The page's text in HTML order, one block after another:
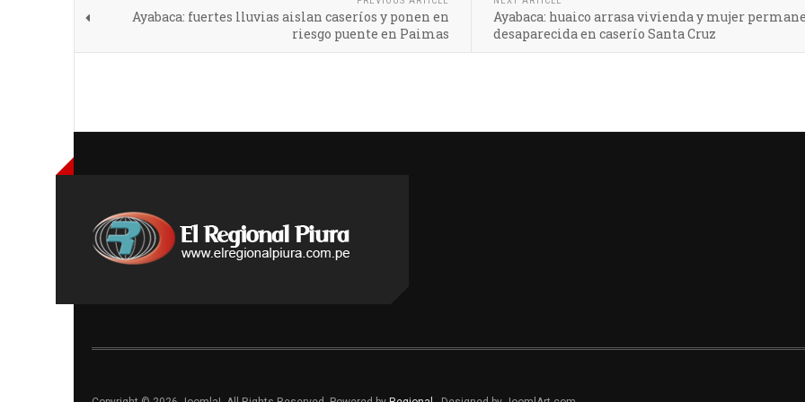
Ayabaca: fuertes lluvias aislan caseríos y ponen en
riesgo puente en Paimas
Ayabaca: huaico arrasa vivienda y mujer
desaparecida en caserío Santa Cruz